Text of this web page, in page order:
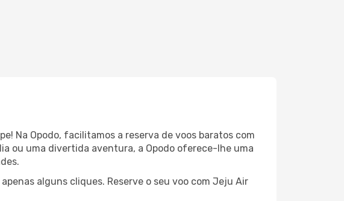
Na Opodo, facilitamos a reserva de voos baratos com
ou uma divertida aventura, a Opodo oferece-lhe uma
alguns cliques. Reserve o seu voo com Jeju Air